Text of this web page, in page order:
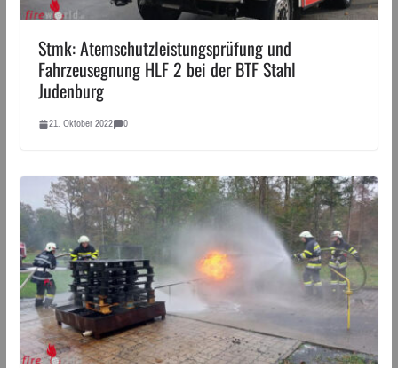
Stmk: Atemschutzleistungsprüfung und
Fahrzeusegnung HLF 2 bei der BTF Stahl
Judenburg
21. Oktober 2022 0